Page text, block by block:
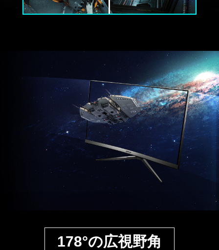
178°の広視野角